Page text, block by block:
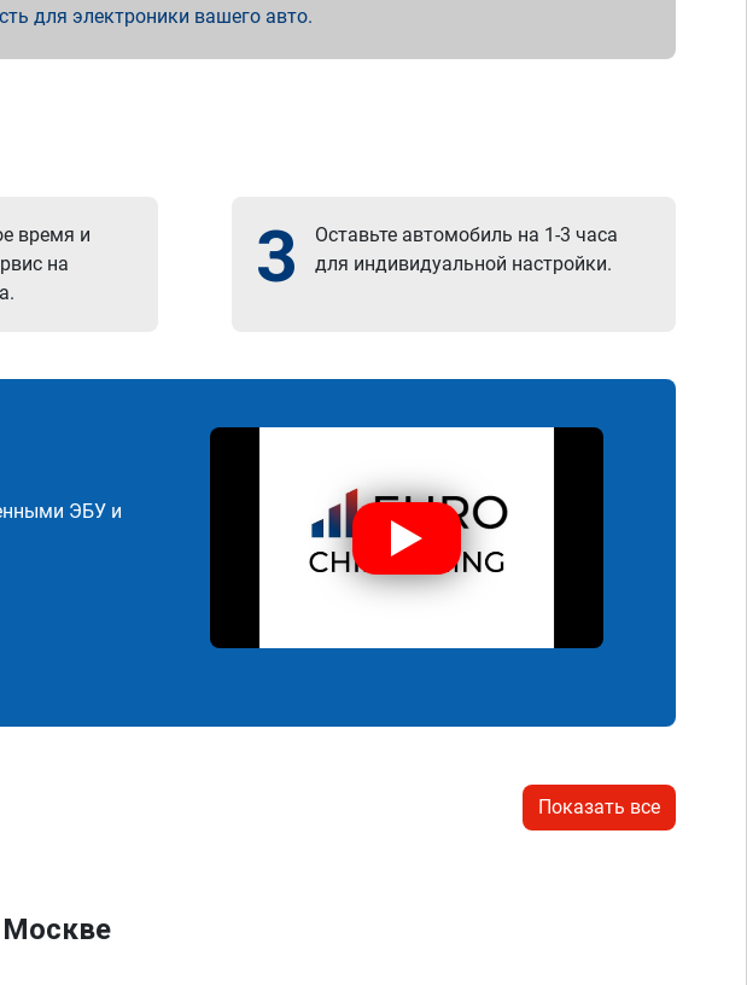
для электроники вашего авто.
время и
на
3
Оставьте автомобиль на 1-3 часа
для индивидуальной настройки.
ЭБУ и
Показать все
Москве